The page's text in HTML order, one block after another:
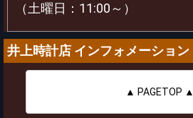
（土曜日：11:00～）
井上時計店 インフォメーション
▲ PAGETOP ▲